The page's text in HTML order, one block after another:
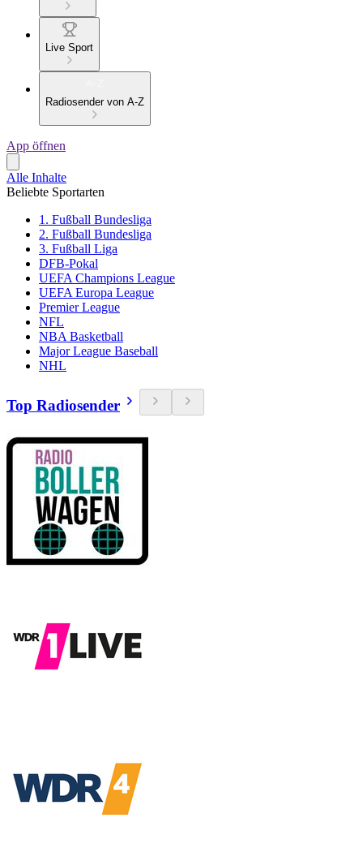
Live Sport
Radiosender von A-Z
App öffnen
Alle Inhalte
Beliebte Sportarten
1. Fußball Bundesliga
2. Fußball Bundesliga
3. Fußball Liga
DFB-Pokal
UEFA Champions League
UEFA Europa League
Premier League
NFL
NBA Basketball
Major League Baseball
NHL
Top Radiosender